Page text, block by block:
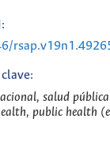
salud
public health